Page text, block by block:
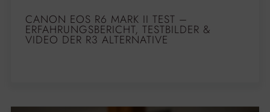
CANON EOS R6 MARK II TEST –
ERFAHRUNGSBERICHT, TESTBILDER &
VIDEO DER R3 ALTERNATIVE